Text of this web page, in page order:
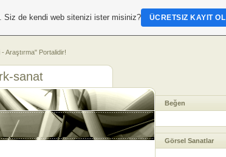
Araştırma" Portalidir!
sanat
Beğen
Görsel Sanatlar
Siz de kendi web sitenizi ister misiniz? ÜCRETSIZ KAYIT OL